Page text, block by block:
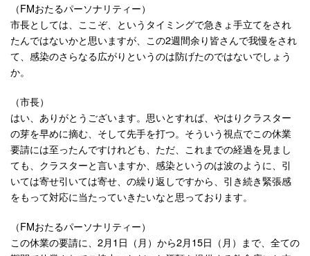
（FMおたるパーソナリティー）
市長としては、ここぞ、というタイミングで急きょ手立てをされ
たんではないかと思いますが、この2週間余り皆さんで我慢をされ
て、感染のさらなる広がりというのは防げたのではないでしょう
か。
（市長）
はい、ありがとうございます。思いとすれば、やはりクラスター
の芽を早めに摘む、そして先手を打つ。そういう視点でこの休業
要請には至ったんですけれども、ただ、これまでの経過を見まし
ても、クラスターと言いますか、感染というのは波のように、引
いては寄せ引いては寄せ、の繰り返しですから、引き続き緊張感
をもって対応に当たっていきたいなと思っております。
（FMおたるパーソナリティー）
この休業の要請に、2月1日（月）から2月15日（月）まで、全ての